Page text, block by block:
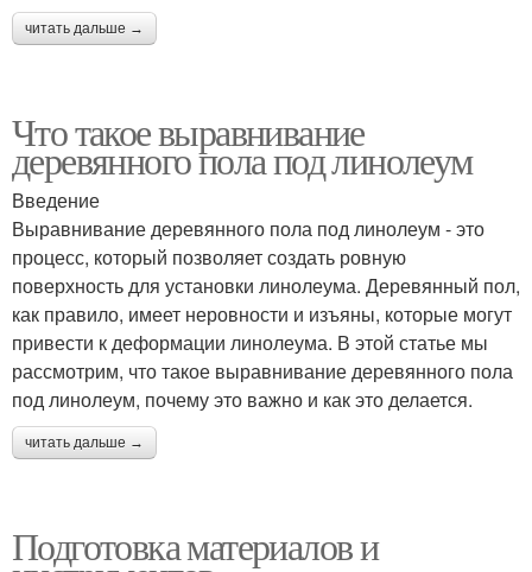
читать дальше →
Что такое выравнивание
деревянного пола под линолеум
Введение
Выравнивание деревянного пола под линолеум - это
процесс, который позволяет создать ровную
поверхность для установки линолеума. Деревянный пол,
как правило, имеет неровности и изъяны, которые могут
привести к деформации линолеума. В этой статье мы
рассмотрим, что такое выравнивание деревянного пола
под линолеум, почему это важно и как это делается.
читать дальше →
Подготовка материалов и